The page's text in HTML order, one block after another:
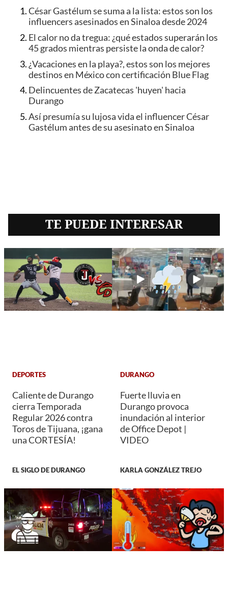
César Gastélum se suma a la lista: estos son los
influencers asesinados en Sinaloa desde 2024
El calor no da tregua: ¿qué estados superarán los
45 grados mientras persiste la onda de calor?
¿Vacaciones en la playa?, estos son los mejores
destinos en México con certificación Blue Flag
Delincuentes de Zacatecas 'huyen' hacia
Durango
Así presumía su lujosa vida el influencer César
Gastélum antes de su asesinato en Sinaloa
TE PUEDE INTERESAR
DEPORTES
Caliente de Durango
cierra Temporada
Regular 2026 contra
Toros de Tijuana, ¡gana
una CORTESÍA!
EL SIGLO DE DURANGO
DURANGO
Fuerte lluvia en
Durango provoca
inundación al interior
de Office Depot |
VIDEO
KARLA GONZÁLEZ TREJO